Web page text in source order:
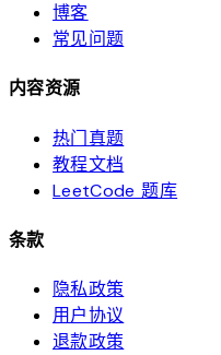
博客
常见问题
内容资源
热门真题
教程文档
LeetCode 题库
条款
隐私政策
用户协议
退款政策